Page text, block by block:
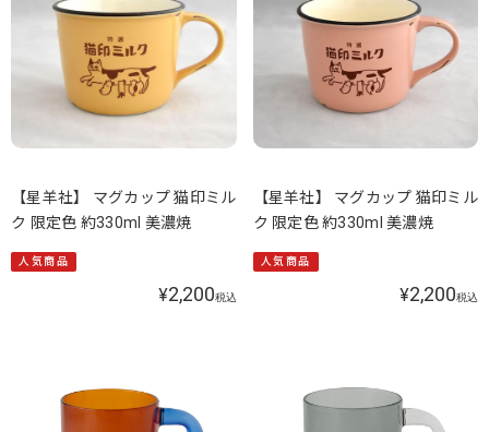
【星羊社】 マグカップ 猫印ミル
ク 限定色 約330ml 美濃焼
人気商品
¥2,200税込
【星羊社】 マグカップ 猫印ミル
ク 限定色 約330ml 美濃焼
人気商品
¥2,200税込